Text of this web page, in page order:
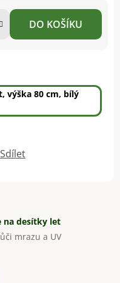
DO KOŠÍKU
výška 80 cm, bílý
Sdílet
na desítky let
mrazu a UV